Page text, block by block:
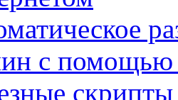
с помощью